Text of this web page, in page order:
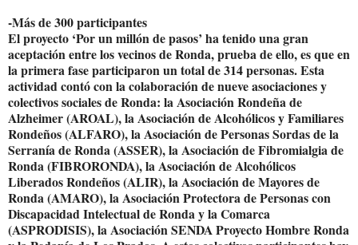
-Más de 300 participantes
El proyecto ‘Por un millón de pasos’ ha tenido una gran
aceptación entre los vecinos de Ronda, prueba de ello, es que en
la primera fase participaron un total de 314 personas. Esta
actividad contó con la colaboración de nueve asociaciones y
colectivos sociales de Ronda: la Asociación Rondeña de
Alzheimer (AROAL), la Asociación de Alcohólicos y Familiares
Rondeños (ALFARO), la Asociación de Personas Sordas de la
Serranía de Ronda (ASSER), la Asociación de Fibromialgia de
Ronda (FIBRORONDA), la Asociación de Alcohólicos
Liberados Rondeños (ALIR), la Asociación de Mayores de
Ronda (AMARO), la Asociación Protectora de Personas con
Discapacidad Intelectual de Ronda y la Comarca
(ASPRODISIS), la Asociación SENDA Proyecto Hombre Ronda